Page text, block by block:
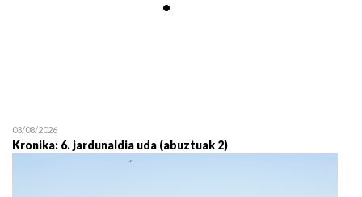
19/07 11:30
03/08/2026
Kronika: 6. jardunaldia uda (abuztuak 2)